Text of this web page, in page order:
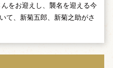
をお迎えし、襲名を迎える今
て、新菊五郎、新菊之助がさ